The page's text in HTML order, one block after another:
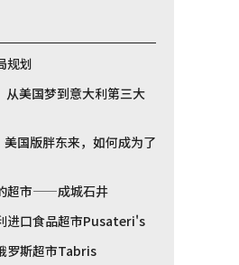
规划
美国梦到意大利第三大
国版胖东来，如何成为了
超市——成城石井
进口食品超市Pusateri's
罗斯超市Tabris